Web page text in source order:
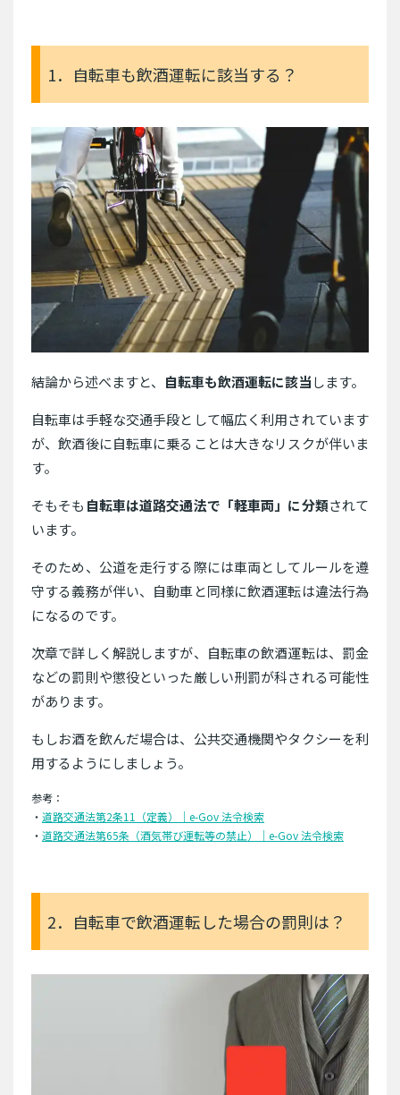
1．自転車も飲酒運転に該当する？
結論から述べますと、 自転車も飲酒運転に該当します。
自転車は手軽な交通手段として幅広く利用されています
が、飲酒後に自転車に乗ることは大きなリスクが伴いま
す。
そもそも 自転車は道路交通法で「軽車両」に分類されて
います。
そのため、公道を走行する際には車両としてルールを遵
守する義務が伴い、自動車と同様に飲酒運転は違法行為
になるのです。
次章で詳しく解説しますが、自転車の飲酒運転は、罰金
などの罰則や懲役といった厳しい刑罰が科される可能性
があります。
もしお酒を飲んだ場合は、公共交通機関やタクシーを利
用するようにしましょう。
参考：
・ 道路交通法第2条11（定義）｜e-Gov 法令検索
・ 道路交通法第65条（酒気帯び運転等の禁止）｜e-Gov 法令検索
2．自転車で飲酒運転した場合の罰則は？